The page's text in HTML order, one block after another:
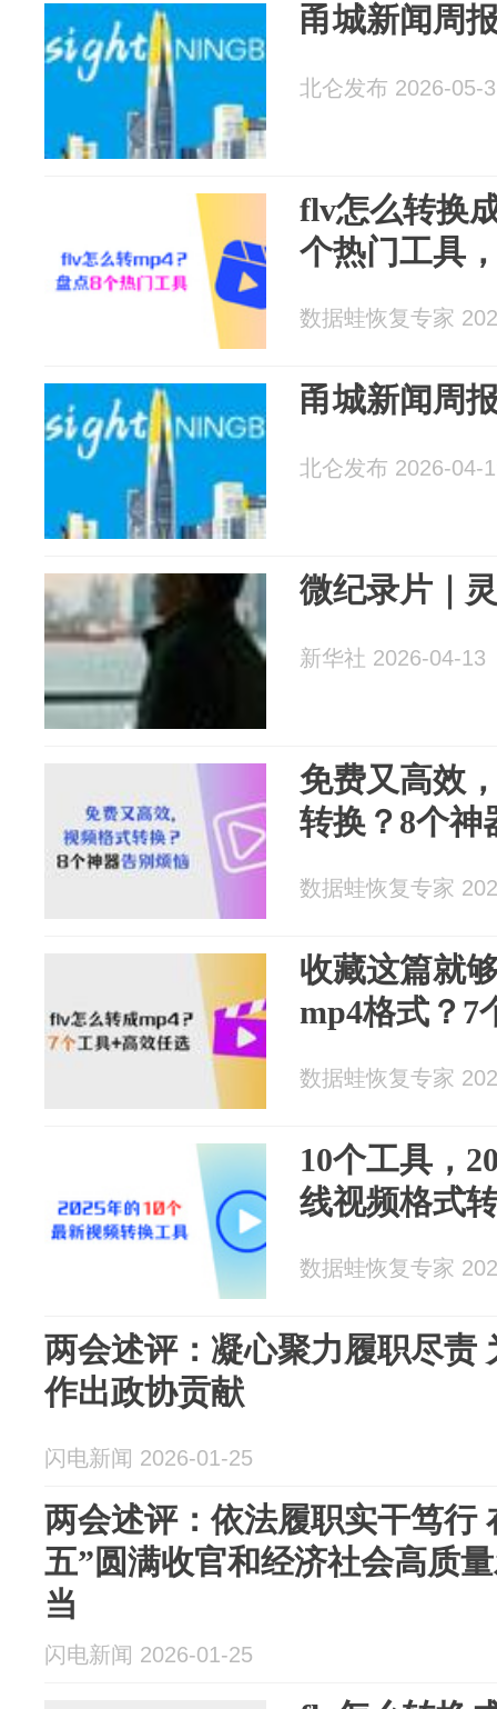
甬城新闻周
北仑发布 2026-05-
flv怎么转换
个热门工具
数据蛙恢复专家
甬城新闻周
北仑发布 2026-04-
微纪录片｜
新华社 2026-04-13
免费又高效
转换？8个神
数据蛙恢复专家
收藏这篇就
mp4格式？7
数据蛙恢复专家
10个工具，
线视频格式
数据蛙恢复专家
两会述评：凝心聚力履职尽责
作出政协贡献
闪电新闻 2026-01-25
两会述评：依法履职实干笃行
五”圆满收官和经济社会高质
当
闪电新闻 2026-01-25